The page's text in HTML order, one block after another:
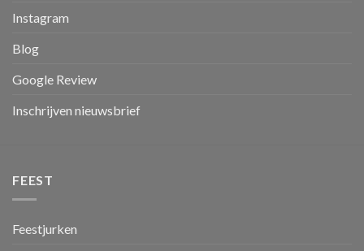
Instagram
Blog
Google Review
Inschrijven nieuwsbrief
FEEST
Feestjurken